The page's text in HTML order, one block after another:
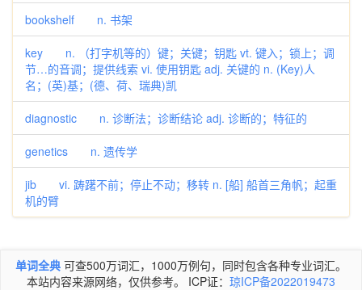
bookshelf n. 书架
key n. （打字机等的）键；关键；钥匙 vt. 键入；锁上；调
节…的音调；提供线索 vi. 使用钥匙 adj. 关键的 n. (Key)人
名；(英)基；(德、荷、瑞典)凯
diagnostic n. 诊断法；诊断结论 adj. 诊断的；特征的
genetics n. 遗传学
jib vi. 踌躇不前；停止不动；移转 n. [船] 船首三角帆；起重
机的臂
单词全典 可查500万词汇，1000万例句，同时包含各种专业词汇。
本站内容来源网络，仅供参考。 ICP证： 琼ICP备2022019473